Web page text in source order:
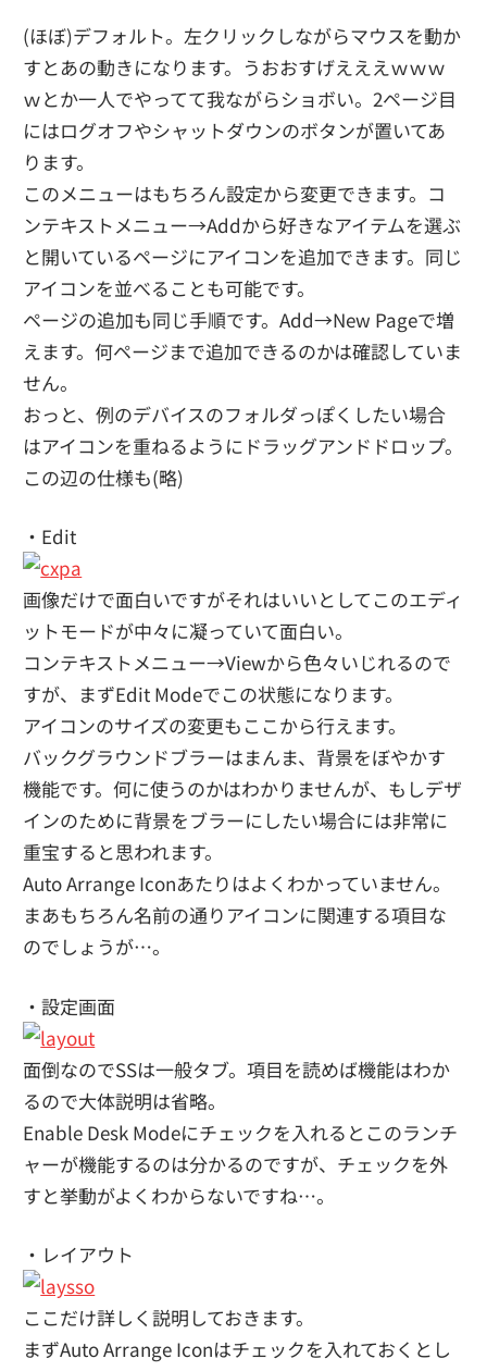
(ほぼ)デフォルト。左クリックしながらマウスを動か
すとあの動きになります。うおおすげえええｗｗｗ
ｗとか一人でやってて我ながらショボい。2ページ目
にはログオフやシャットダウンのボタンが置いてあ
ります。
このメニューはもちろん設定から変更できます。コ
ンテキストメニュー→Addから好きなアイテムを選ぶ
と開いているページにアイコンを追加できます。同じ
アイコンを並べることも可能です。
ページの追加も同じ手順です。Add→New Pageで増
えます。何ページまで追加できるのかは確認していま
せん。
おっと、例のデバイスのフォルダっぽくしたい場合
はアイコンを重ねるようにドラッグアンドドロップ。
この辺の仕様も(略)
・Edit
画像だけで面白いですがそれはいいとしてこのエディ
ットモードが中々に凝っていて面白い。
コンテキストメニュー→Viewから色々いじれるので
すが、まずEdit Modeでこの状態になります。
アイコンのサイズの変更もここから行えます。
バックグラウンドブラーはまんま、背景をぼやかす
機能です。何に使うのかはわかりませんが、もしデザ
インのために背景をブラーにしたい場合には非常に
重宝すると思われます。
Auto Arrange Iconあたりはよくわかっていません。
まあもちろん名前の通りアイコンに関連する項目な
のでしょうが…。
・設定画面
面倒なのでSSは一般タブ。項目を読めば機能はわか
るので大体説明は省略。
Enable Desk Modeにチェックを入れるとこのランチ
ャーが機能するのは分かるのですが、チェックを外
すと挙動がよくわからないですね…。
・レイアウト
ここだけ詳しく説明しておきます。
まずAuto Arrange Iconはチェックを入れておくとし